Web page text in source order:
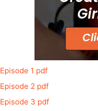
Episode 1 pdf
Episode 2 pdf
Episode 3 pdf